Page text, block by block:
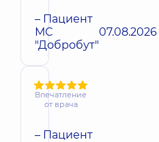
– Пациент
МС
"Добробут"
07.08.2026
Впечатление
от врача
– Пациент